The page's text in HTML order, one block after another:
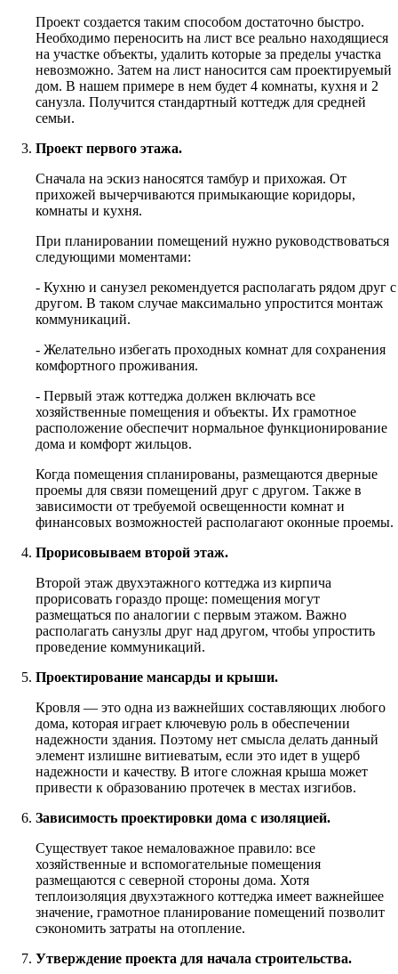
Проект создается таким способом достаточно быстро.
Необходимо переносить на лист все реально находящиеся
на участке объекты, удалить которые за пределы участка
невозможно. Затем на лист наносится сам проектируемый
дом. В нашем примере в нем будет 4 комнаты, кухня и 2
санузла. Получится стандартный коттедж для средней
семьи.
Проект первого этажа.
Сначала на эскиз наносятся тамбур и прихожая. От
прихожей вычерчиваются примыкающие коридоры,
комнаты и кухня.
При планировании помещений нужно руководствоваться
следующими моментами:
- Кухню и санузел рекомендуется располагать рядом друг с
другом. В таком случае максимально упростится монтаж
коммуникаций.
- Желательно избегать проходных комнат для сохранения
комфортного проживания.
- Первый этаж коттеджа должен включать все
хозяйственные помещения и объекты. Их грамотное
расположение обеспечит нормальное функционирование
дома и комфорт жильцов.
Когда помещения спланированы, размещаются дверные
проемы для связи помещений друг с другом. Также в
зависимости от требуемой освещенности комнат и
финансовых возможностей располагают оконные проемы.
Прорисовываем второй этаж.
Второй этаж двухэтажного коттеджа из кирпича
прорисовать гораздо проще: помещения могут
размещаться по аналогии с первым этажом. Важно
располагать санузлы друг над другом, чтобы упростить
проведение коммуникаций.
Проектирование мансарды и крыши.
Кровля — это одна из важнейших составляющих любого
дома, которая играет ключевую роль в обеспечении
надежности здания. Поэтому нет смысла делать данный
элемент излишне витиеватым, если это идет в ущерб
надежности и качеству. В итоге сложная крыша может
привести к образованию протечек в местах изгибов.
Зависимость проектировки дома с изоляцией.
Существует такое немаловажное правило: все
хозяйственные и вспомогательные помещения
размещаются с северной стороны дома. Хотя
теплоизоляция двухэтажного коттеджа имеет важнейшее
значение, грамотное планирование помещений позволит
сэкономить затраты на отопление.
Утверждение проекта для начала строительства.